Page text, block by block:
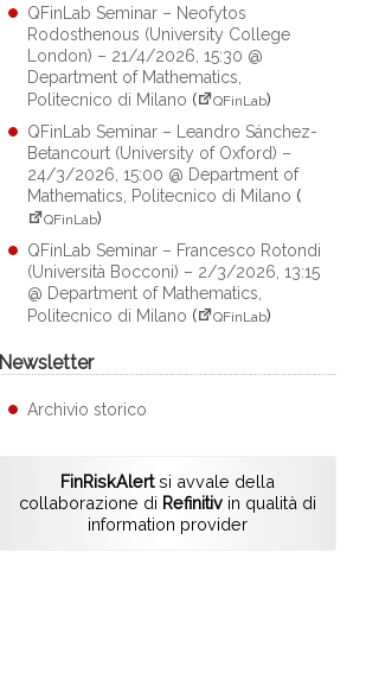
QFinLab Seminar – Neofytos
Rodosthenous (University College
London) – 21/4/2026, 15:30 @
Department of Mathematics,
Politecnico di Milano ( QFinLab)
QFinLab Seminar – Leandro Sánchez-
Betancourt (University of Oxford) –
24/3/2026, 15:00 @ Department of
Mathematics, Politecnico di Milano (
QFinLab)
QFinLab Seminar – Francesco Rotondi
(Università Bocconi) – 2/3/2026, 13:15
@ Department of Mathematics,
Politecnico di Milano ( QFinLab)
Newsletter
Archivio storico
FinRiskAlertsi avvale della
collaborazione di Refinitivin qualità di
information provider